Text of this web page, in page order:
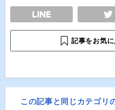
TWEET
記事をお気
この記事と同じカテゴリ